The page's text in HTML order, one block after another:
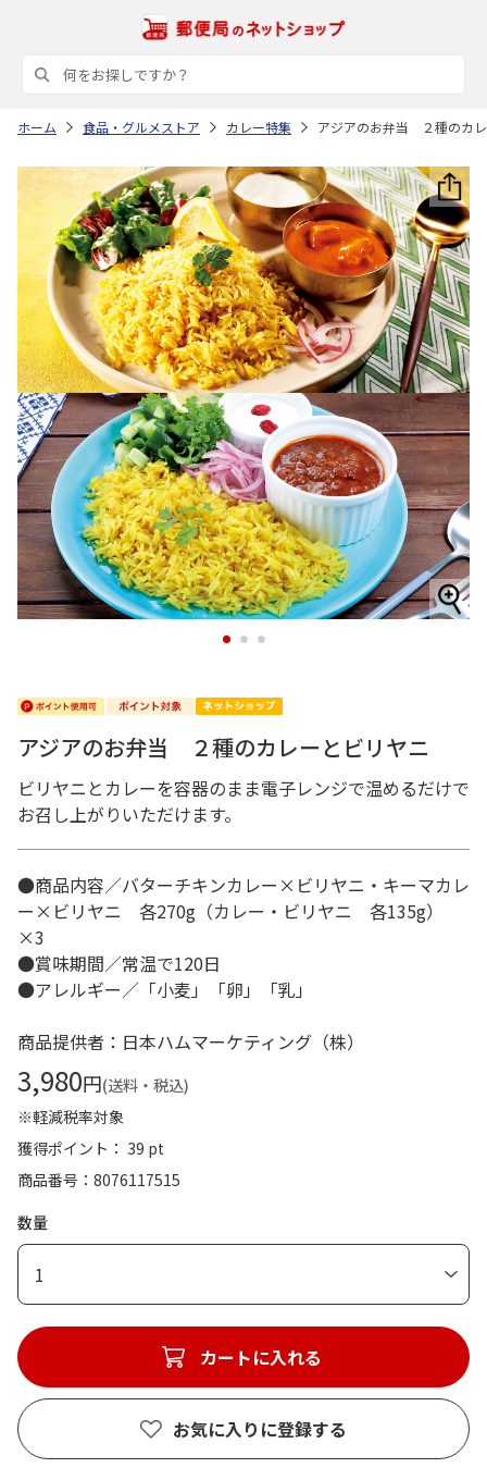
ホーム 食品・グルメストア カレー特集 アジアのお弁当 ２種のカ
1 2 3
アジアのお弁当 ２種のカレーとビリヤニ
ビリヤニとカレーを容器のまま電子レンジで温めるだけで
お召し上がりいただけます。
●商品内容／バターチキンカレー×ビリヤニ・キーマカレ
ー×ビリヤニ 各270g（カレー・ビリヤニ 各135g）
×3
●賞味期間／常温で120日
●アレルギー／「小麦」「卵」「乳」
商品提供者：日本ハムマーケティング（株）
3,980円(送料・税込)
※軽減税率対象
獲得ポイント： 39 pt
商品番号
8076117515
数量
1
カートに入れる
お気に入りに登録する